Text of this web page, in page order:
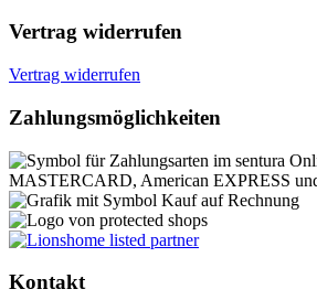
Vertrag widerrufen
Vertrag widerrufen
Zahlungsmöglichkeiten
Kontakt